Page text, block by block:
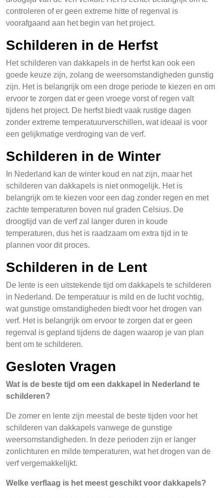
controleren of er geen extreme hitte of regenval is
voorafgaand aan het begin van het project.
Schilderen in de Herfst
Het schilderen van dakkapels in de herfst kan ook een
goede keuze zijn, zolang de weersomstandigheden gunstig
zijn. Het is belangrijk om een droge periode te kiezen en om
ervoor te zorgen dat er geen vroege vorst of regen valt
tijdens het project. De herfst biedt vaak rustige dagen
zonder extreme temperatuurverschillen, wat ideaal is voor
een gelijkmatige verdroging van de verf.
Schilderen in de Winter
In Nederland kan de winter koud en nat zijn, maar het
schilderen van dakkapels is niet onmogelijk. Het is
belangrijk om te kiezen voor een dag zonder regen en met
zachte temperaturen boven nul graden Celsius. De
droogtijd van de verf zal langer duren in koude
temperaturen, dus het is raadzaam om extra tijd in te
plannen voor dit proces.
Schilderen in de Lent
De lente is een uitstekende tijd om dakkapels te schilderen
in Nederland. De temperatuur is mild en de lucht vochtig,
wat gunstige omstandigheden biedt voor het drogen van
verf. Het is belangrijk om ervoor te zorgen dat er geen
regenval is gepland tijdens de dagen waarop je van plan
bent om te schilderen.
Gesloten Vragen
Wat is de beste tijd om een dakkapel in Nederland te
schilderen?
De zomer en lente zijn meestal de beste tijden voor het
schilderen van dakkapels vanwege de gunstige
weersomstandigheden. In deze perioden zijn er langer
zonlichturen en milde temperaturen, wat het drogen van de
verf vergemakkelijkt.
Welke verflaag is het meest geschikt voor dakkapels?